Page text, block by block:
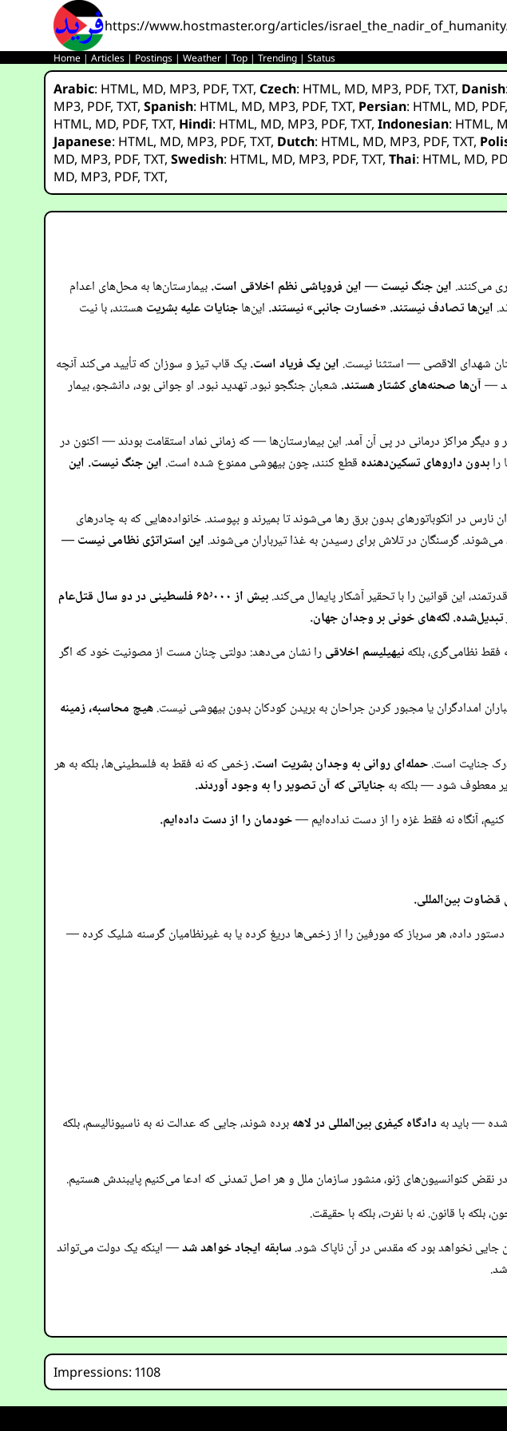
https://www.hostmaster.org/articles/
Home |Articles | Postings |Weather |Top |Trending |Status
Arabic: HTML, MD, MP3, PDF,TXT,Czech: HTML, MD, MP3, PDF,TXT, Danish:
MP3, PDF,TXT,Spanish: HTML, MD, MP3, PDF,TXT, Persian: HTML, MD, PDF
HTML, MD, PDF,TXT, Hindi: HTML, MD, MP3, PDF,TXT,Indonesian: HTML,
Japanese: HTML, MD, MP3, PDF,TXT, Dutch: HTML, MD, MP3, PDF,TXT,
MD, MP3, PDF,TXT,Swedish: HTML, MD, MP3, PDF,TXT,Thai: HTML, MD,
MD, MP3, PDF,TXT,
می‌کنند. این جنگ نیست — این فروپاشی نظم اخلاقی است.بیمارستان‌ها به محل‌های اعدام
این‌ها تصادف نیستند. «خسارت جانبی» نیستند. این‌هاجنایات علیه بشریتهستند، با نیت
این یک فریاد است.یک قاب تیز و سوزان که تأیید می‌کند آنچه
—آن‌ها صحنه‌های کشتار هستند. شعبان جنگجو نبود. تهدید نبود. او جوانی بود، دانشجو، بیمار
دیگر مراکز درمانی در پی آن آمد. این بیمارستان‌ها — که زمانی نماد استقامت بودند — اکنون در
رابدون داروهای تسکین‌دهنده قطع کنند، چون بیهوشی ممنوع شده است. این جنگ نیست. این
در انکوباتورهای بدون برق رها می‌شوند تا بمیرند و بپوسند. خانواده‌هایی که به چادرهای
گرسنگان در تلاش برای رسیدن به غذا تیرباران می‌شوند. این استراتژی نظامی نیست —
این قوانین را با تحقیر آشکار پایمال می‌کند.
بیش از ۶۵٬۰۰۰ فلسطینی در دو سال قتل‌عام
تبدیل‌شده.لکه‌های خونی بر وجدان جهان.
فقط نظامی‌گری، بلکهنیهیلیسم اخلاقیرا نشان می‌دهد: دولتی چنان مست از مصونیت خود که اگر
امدادگران یا مجبور کردن جراحان به بریدن کودکان بدون بیهوشی نیست.هیچ محاسبه، زمینه
جنایت است.حمله‌ای روانی به وجدان بشریت است.زخمی که نه فقط به فلسطینی‌ها، بلکه به هر
معطوف شود — بلکه بهجنایاتی که آن تصویر را به وجود آوردند.
کنیم، آنگاه نه فقط غزه را از دست نداده‌ایم —خودمان را از دست داده‌ایم.
بین‌المللی.
داده، هر سرباز که مورفین را از زخمی‌ها دریغ کرده یا به غیرنظامیان گرسنه شلیک کرده —
— باید بهدادگاه کیفری بین‌المللی در لاههبرده شوند، جایی که عدالت نه به ناسیونالیسم، بلکه
نقض کنوانسیون‌های ژنو، منشور سازمان ملل و هر اصل تمدنی که ادعا می‌کنیم پایبندش هستیم.
بلکه با قانون. نه با نفرت، بلکه با حقیقت.
جایی نخواهد بود که مقدس در آن ناپاک شود.سابقه ایجاد خواهد شد— اینکه یک دولت می‌تواند
Impressions: 1108